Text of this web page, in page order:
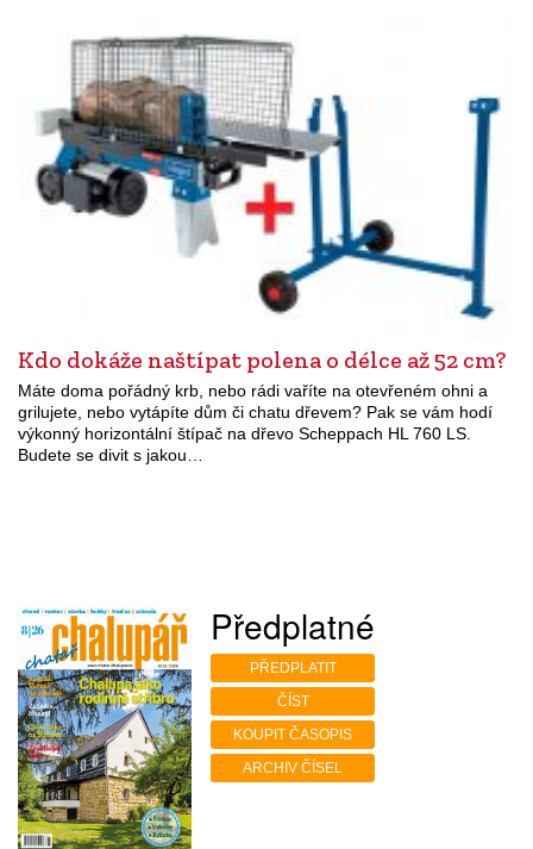
Kdo dokáže naštípat polena o délce až 52 cm?
Máte doma pořádný krb, nebo rádi vaříte na otevřeném ohni a
grilujete, nebo vytápíte dům či chatu dřevem? Pak se vám hodí
výkonný horizontální štípač na dřevo Scheppach HL 760 LS.
Budete se divit s jakou…
Předplatné
PŘEDPLATIT
ČÍST
KOUPIT ČASOPIS
ARCHIV ČÍSEL